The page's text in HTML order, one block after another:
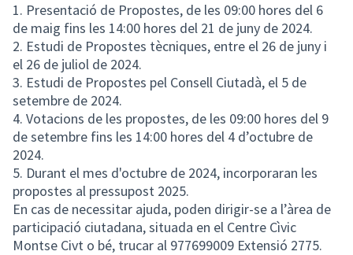
1. Presentació de Propostes, de les 09:00 hores del 6
de maig fins les 14:00 hores del 21 de juny de 2024.
2. Estudi de Propostes tècniques, entre el 26 de juny i
el 26 de juliol de 2024.
3. Estudi de Propostes pel Consell Ciutadà, el 5 de
setembre de 2024.
4. Votacions de les propostes, de les 09:00 hores del 9
de setembre fins les 14:00 hores del 4 d’octubre de
2024.
5. Durant el mes d'octubre de 2024, incorporaran les
propostes al pressupost 2025.
En cas de necessitar ajuda, poden dirigir-se a l’àrea de
participació ciutadana, situada en el Centre Cìvic
Montse Civt o bé, trucar al 977699009 Extensió 2775.